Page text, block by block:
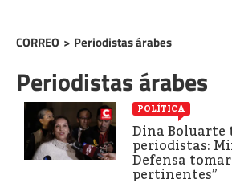
CORREO > Periodistas árabes
Periodistas árabes
POLÍTICA
Dina Boluarte
periodistas:
Defensa
pertinentes”